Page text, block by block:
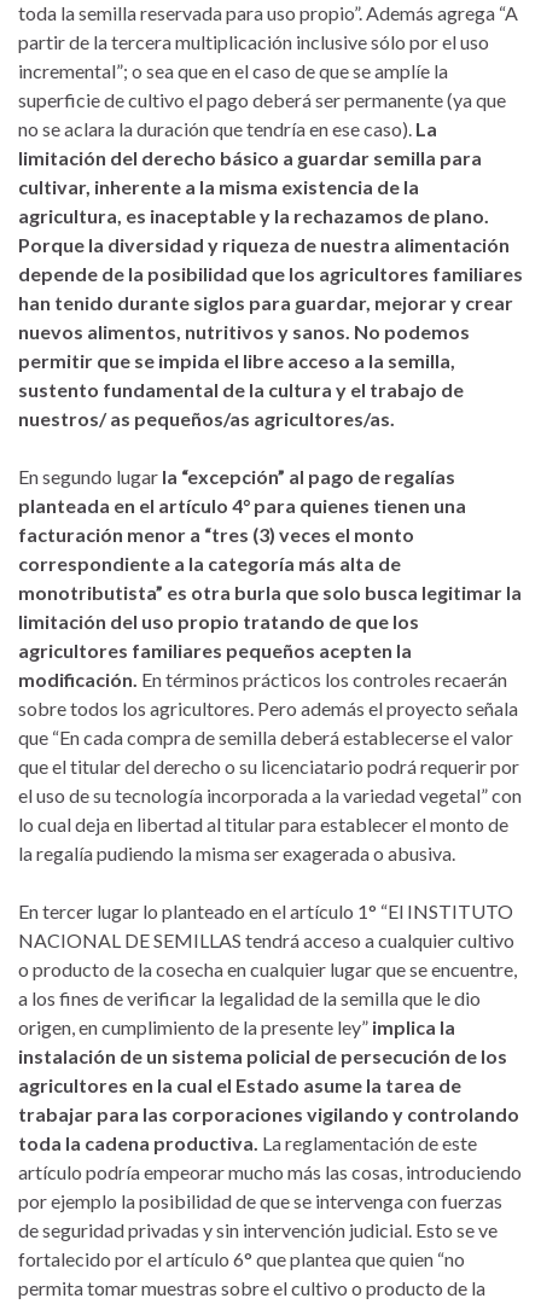
toda la semilla reservada para uso propio”. Además agrega “A
partir de la tercera multiplicación inclusive sólo por el uso
incremental”; o sea que en el caso de que se amplíe la
superficie de cultivo el pago deberá ser permanente (ya que
no se aclara la duración que tendría en ese caso). La
limitación del derecho básico a guardar semilla para
cultivar, inherente a la misma existencia de la
agricultura, es inaceptable y la rechazamos de plano.
Porque la diversidad y riqueza de nuestra alimentación
depende de la posibilidad que los agricultores familiares
han tenido durante siglos para guardar, mejorar y crear
nuevos alimentos, nutritivos y sanos. No podemos
permitir que se impida el libre acceso a la semilla,
sustento fundamental de la cultura y el trabajo de
nuestros/ as pequeños/as agricultores/as.
En segundo lugar la “excepción” al pago de regalías
planteada en el artículo 4° para quienes tienen una
facturación menor a “tres (3) veces el monto
correspondiente a la categoría más alta de
monotributista” es otra burla que solo busca legitimar la
limitación del uso propio tratando de que los
agricultores familiares pequeños acepten la
modificación. En términos prácticos los controles recaerán
sobre todos los agricultores. Pero además el proyecto señala
que “En cada compra de semilla deberá establecerse el valor
que el titular del derecho o su licenciatario podrá requerir por
el uso de su tecnología incorporada a la variedad vegetal” con
lo cual deja en libertad al titular para establecer el monto de
la regalía pudiendo la misma ser exagerada o abusiva.
En tercer lugar lo planteado en el artículo 1° “El INSTITUTO
NACIONAL DE SEMILLAS tendrá acceso a cualquier cultivo
o producto de la cosecha en cualquier lugar que se encuentre,
a los fines de verificar la legalidad de la semilla que le dio
origen, en cumplimiento de la presente ley” implica la
instalación de un sistema policial de persecución de los
agricultores en la cual el Estado asume la tarea de
trabajar para las corporaciones vigilando y controlando
toda la cadena productiva. La reglamentación de este
artículo podría empeorar mucho más las cosas, introduciendo
por ejemplo la posibilidad de que se intervenga con fuerzas
de seguridad privadas y sin intervención judicial. Esto se ve
fortalecido por el artículo 6° que plantea que quien “no
permita tomar muestras sobre el cultivo o producto de la